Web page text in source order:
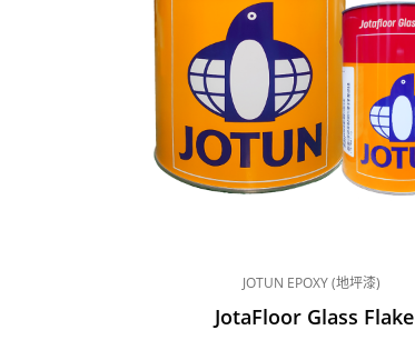
JOTUN EPOXY (地坪漆)
JotaFloor Glass Flake